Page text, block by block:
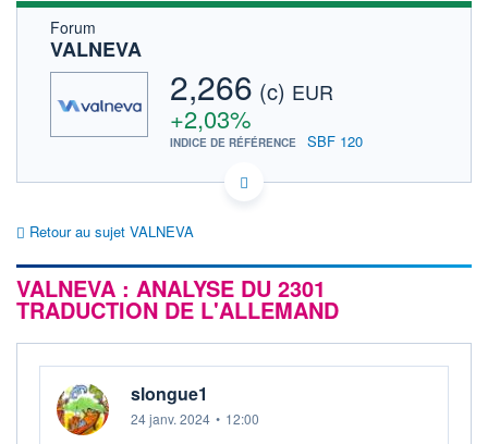
PRODUITS DE BOURSE
FORUM
HISTORIQUE
Forum
VALNEVA
2,266 (c) EUR
+2,03%
INDICE DE RÉFÉRENCE SBF 120
EURONEXT PARIS DONNÉES TEMPS RÉEL
Cotation sur les autres places
11h51
Retour au sujet VALNEVA
VALNEVA : ANALYSE DU 2301
TRADUCTION DE L'ALLEMAND
slongue1
24 janv. 2024 • 12:00